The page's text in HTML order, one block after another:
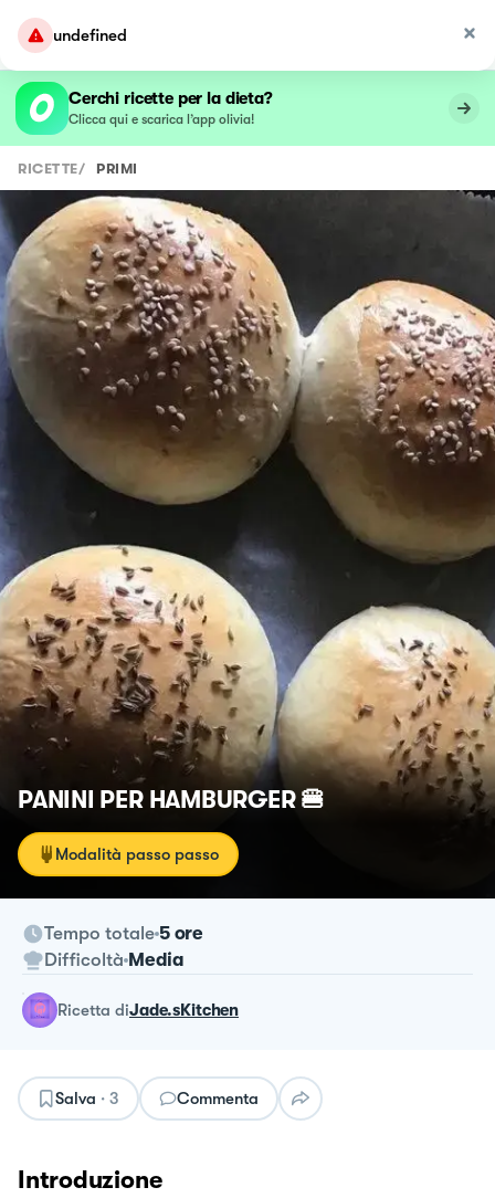
undefined
Cerchi ricette per la dieta?
Clicca qui e scarica l’app olivia!
RICETTE/ PRIMI
PANINI PER HAMBURGER 🍔
Modalità passo passo
Tempo totale 5 ore
Difficoltà Media
ricetta diJade.sKitchen
Salva · 3 Commenta
Introduzione